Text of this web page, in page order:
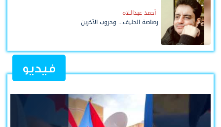
أحمد عبداللاه
رصاصة الحليف... وحروب الآخرين
فيديو